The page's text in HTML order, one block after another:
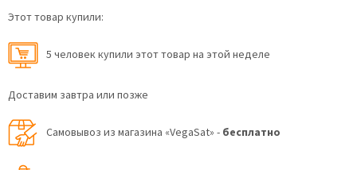
Этот товар купили:
5 человек купили этот товар на этой неделе
Доставим завтра или позже
Самовывоз из магазина «VegaSat» - бесплатно